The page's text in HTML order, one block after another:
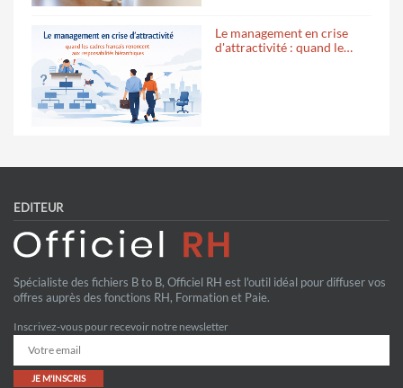
Le management en crise
d'attractivité : quand le…
EDITEUR
Spécialiste des fichiers B to B, Officiel RH est l'outil idéal pour diffuser vos
offres auprès des fonctions RH, Formation et Paie.
Inscrivez-vous pour recevoir notre newsletter
JE M'INSCRIS